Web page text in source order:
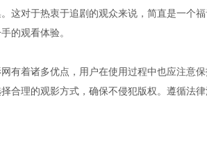
这对于热衷于追剧的观众来说，简直是一个
的观看体验。
有着诸多优点，用户在使用过程中也应注意
合理的观影方式，确保不侵犯版权。遵循法